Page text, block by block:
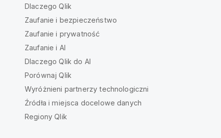
Dlaczego Qlik
Zaufanie i bezpieczeństwo
Zaufanie i prywatność
Zaufanie i AI
Dlaczego Qlik do AI
Porównaj Qlik
Wyróżnieni partnerzy technologiczni
Źródła i miejsca docelowe danych
Regiony Qlik